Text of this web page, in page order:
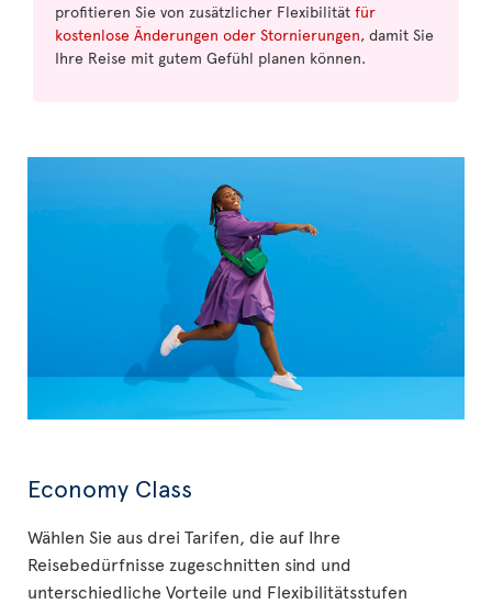
profitieren Sie von zusätzlicher Flexibilität für
kostenlose Änderungen oder Stornierungen, damit Sie
Ihre Reise mit gutem Gefühl planen können.
Economy Class
Wählen Sie aus drei Tarifen, die auf Ihre
Reisebedürfnisse zugeschnitten sind und
unterschiedliche Vorteile und Flexibilitätsstufen